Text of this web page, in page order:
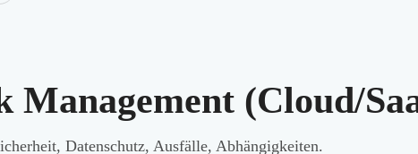
Management (Cloud/
Datenschutz, Ausfälle, Abhängigkeiten.